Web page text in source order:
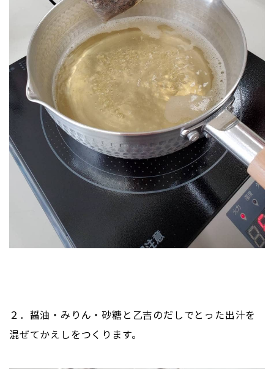
２．醤油・みりん・砂糖と乙吉のだしでとった出汁を
混ぜてかえしをつくります。